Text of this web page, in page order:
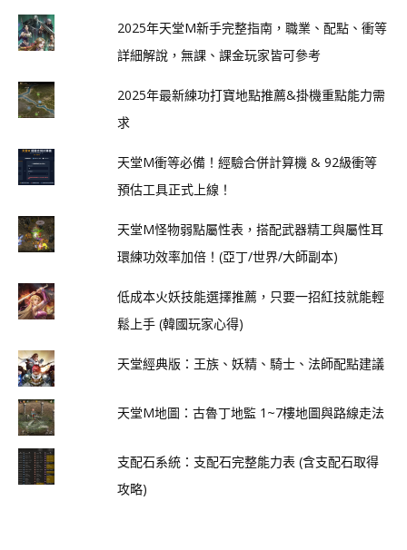
2025年天堂M新手完整指南，職業、配點、衝等
詳細解說，無課、課金玩家皆可參考
2025年最新練功打寶地點推薦&掛機重點能力需
求
天堂M衝等必備！經驗合併計算機 & 92級衝等
預估工具正式上線！
天堂M怪物弱點屬性表，搭配武器精工與屬性耳
環練功效率加倍！(亞丁/世界/大師副本)
低成本火妖技能選擇推薦，只要一招紅技就能輕
鬆上手 (韓國玩家心得)
天堂經典版：王族、妖精、騎士、法師配點建議
天堂M地圖：古魯丁地監 1~7樓地圖與路線走法
支配石系統：支配石完整能力表 (含支配石取得
攻略)